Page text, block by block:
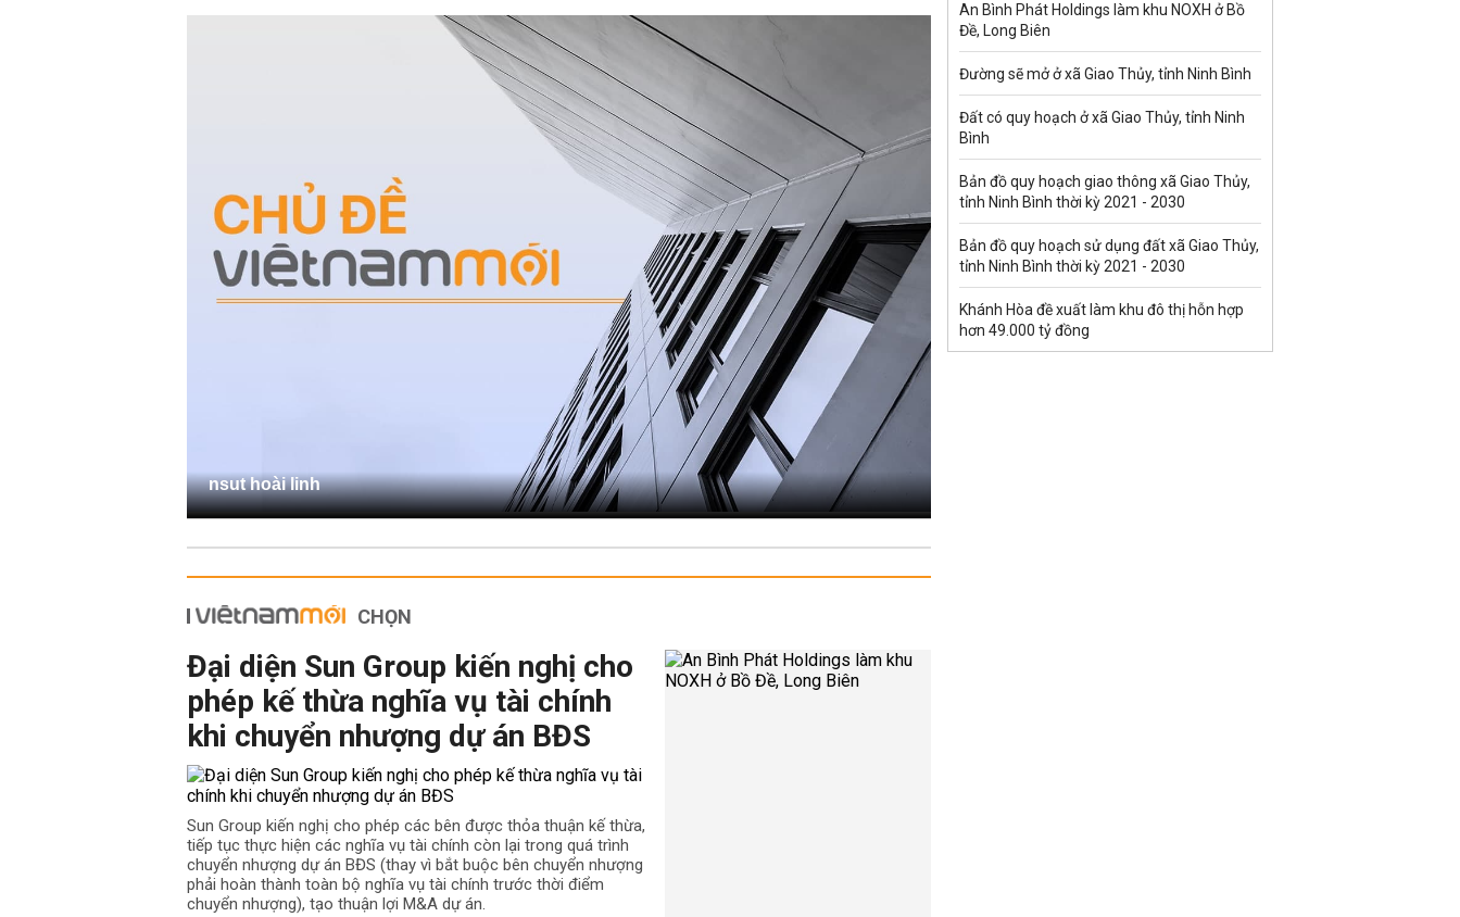
nsut hoài linh
CHỌN
Đại diện Sun Group kiến nghị cho
phép kế thừa nghĩa vụ tài chính
khi chuyển nhượng dự án BĐS
Sun Group kiến nghị cho phép các bên được thỏa thuận kế thừa,
tiếp tục thực hiện các nghĩa vụ tài chính còn lại trong quá trình
chuyển nhượng dự án BĐS (thay vì bắt buộc bên chuyển nhượng
phải hoàn thành toàn bộ nghĩa vụ tài chính trước thời điểm
chuyển nhượng), tạo thuận lợi M&A dự án.
An Bình Phát Holdings làm khu NOXH ở Bồ
Đề, Long Biên
Đường sẽ mở ở xã Giao Thủy, tỉnh Ninh Bình
Đất có quy hoạch ở xã Giao Thủy, tỉnh Ninh
Bình
Bản đồ quy hoạch giao thông xã Giao Thủy,
tỉnh Ninh Bình thời kỳ 2021 - 2030
Bản đồ quy hoạch sử dụng đất xã Giao Thủy,
tỉnh Ninh Bình thời kỳ 2021 - 2030
Khánh Hòa đề xuất làm khu đô thị hỗn hợp
hơn 49.000 tỷ đồng